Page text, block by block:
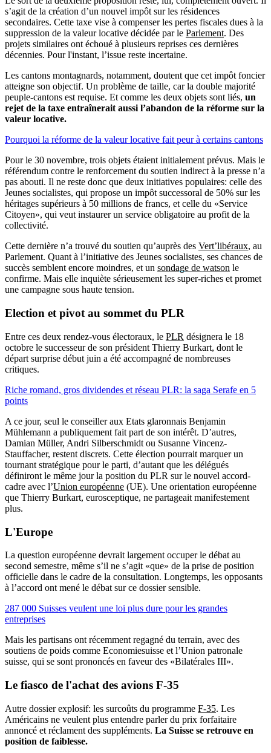
s’agit de la création d’un nouvel impôt sur les résidences
secondaires. Cette taxe vise à compenser les pertes fiscales dues à la
suppression de la valeur locative décidée par le Parlement. Des
projets similaires ont échoué à plusieurs reprises ces dernières
décennies. Pour l'instant, l’issue reste incertaine.
Les cantons montagnards, notamment, doutent que cet impôt foncier
atteigne son objectif. Un problème de taille, car la double majorité
peuple-cantons est requise. Et comme les deux objets sont liés, un
rejet de la taxe entraînerait aussi l’abandon de la réforme sur la
valeur locative.
Pourquoi la réforme de la valeur locative fait peur à certains cantons
Pour le 30 novembre, trois objets étaient initialement prévus. Mais le
référendum contre le renforcement du soutien indirect à la presse n’a
pas abouti. Il ne reste donc que deux initiatives populaires: celle des
Jeunes socialistes, qui propose un impôt successoral de 50% sur les
héritages supérieurs à 50 millions de francs, et celle du «Service
Citoyen», qui veut instaurer un service obligatoire au profit de la
collectivité.
Cette dernière n’a trouvé du soutien qu’auprès des Vert’libéraux, au
Parlement. Quant à l’initiative des Jeunes socialistes, ses chances de
succès semblent encore moindres, et un sondage de watson le
confirme. Mais elle inquiète sérieusement les super-riches et promet
une campagne sous haute tension.
Election et pivot au sommet du PLR
Entre ces deux rendez-vous électoraux, le PLR désignera le 18
octobre le successeur de son président Thierry Burkart, dont le
départ surprise début juin a été accompagné de nombreuses
critiques.
Riche romand, gros dividendes et réseau PLR: la saga Serafe en 5
points
A ce jour, seul le conseiller aux Etats glaronnais Benjamin
Mühlemann a publiquement fait part de son intérêt. D’autres,
Damian Müller, Andri Silberschmidt ou Susanne Vincenz-
Stauffacher, restent discrets. Cette élection pourrait marquer un
tournant stratégique pour le parti, d’autant que les délégués
définiront le même jour la position du PLR sur le nouvel accord-
cadre avec l’Union européenne (UE). Une orientation européenne
que Thierry Burkart, eurosceptique, ne partageait manifestement
plus.
L'Europe
La question européenne devrait largement occuper le débat au
second semestre, même s’il ne s’agit «que» de la prise de position
officielle dans le cadre de la consultation. Longtemps, les opposants
à l’accord ont mené le débat sur ce dossier sensible.
287 000 Suisses veulent une loi plus dure pour les grandes
entreprises
Mais les partisans ont récemment regagné du terrain, avec des
soutiens de poids comme Economiesuisse et l’Union patronale
suisse, qui se sont prononcés en faveur des «Bilatérales III».
Le fiasco de l'achat des avions F-35
Autre dossier explosif: les surcoûts du programme F-35. Les
Américains ne veulent plus entendre parler du prix forfaitaire
annoncé et réclament des suppléments. La Suisse se retrouve en
position de faiblesse.